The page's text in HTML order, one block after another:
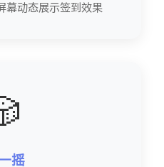
幕动态展示签到效果
摇